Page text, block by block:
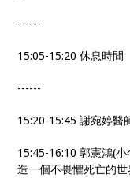
------
15:05-15:20 休息時間
------
15:20-15:45 謝宛婷醫
15:45-16:10 郭憲鴻(
造一個不畏懼死亡的世